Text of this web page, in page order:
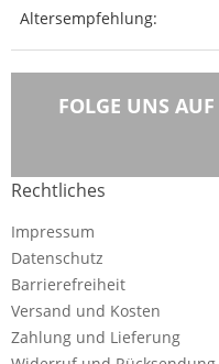
Altersempfehlung:
FOLGE UNS AUF
Rechtliches
Impressum
Datenschutz
Barrierefreiheit
Versand und Kosten
Zahlung und Lieferung